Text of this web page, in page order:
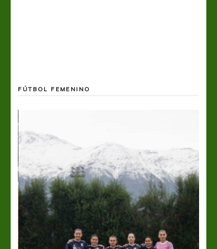
FÚTBOL FEMENINO